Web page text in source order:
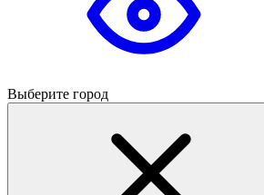
Выберите город